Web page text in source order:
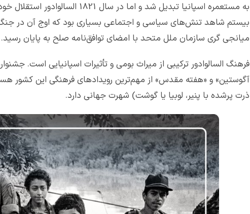
به مستعمره اسپانیا تبدیل شد و اما
میانجی گری سازمان ملل متحد با امضای توافق‌نامه صلح به پایان رسید.
فرهنگ السالوادور ترکیبی از میراث بومی و تأثیرات اسپانیایی است.
آگوستین» و «هفته مقدس» از مهم‌ترین رویدادهای فرهنگی این کشور
ذرت پرشده با پنیر، لوبیا یا گوشت) شهرت جهانی دارد.